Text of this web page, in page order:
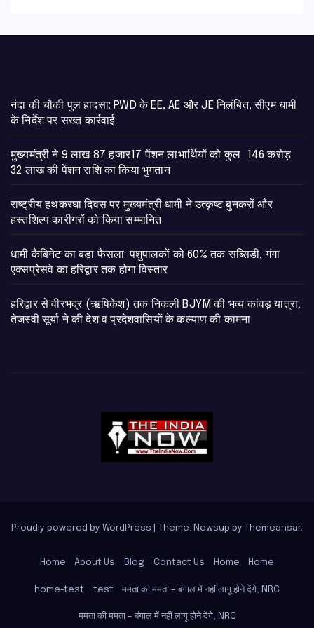
नंदा की चौकी पुल हादसा: PWD के EE, AE और JE निलंबित, सीएम धामी
के निर्देश पर सख्त कार्रवाई
मुख्यमंत्री ने 9 लाख 87 हजार17 पेंशन लाभार्थियों को कुल 146 करोड़
32 लाख की पेंशन राशि का किया भुगतान
राष्ट्रीय हथकरघा दिवस पर मुख्यमंत्री धामी ने उत्कृष्ट बुनकरों और
हस्तशिल्प कारीगरों को किया सम्मानित
​धामी कैबिनेट का बड़ा फैसला: पशुपालकों को 60% तक सब्सिडी, गंगा
एक्सप्रेसवे का हरिद्वार तक होगा विस्तार
​हरिद्वार से वीरभद्र (ऋषिकेश) तक निकली BJYM की भव्य कांवड़ यात्रा;
तेजस्वी सूर्या ने की देश व प्रदेशवासियों के कल्याण की कामना
Proudly powered by WordPress Theme: Newsup by Themeansar.
Home About Us Blog Contact Us Home Home
home-test test ममता की ममता – बंगाल में नहीं लागू होने देंगे, NRC
ममता की ममता – बंगाल में नहीं लागू होने देंगे, NRC